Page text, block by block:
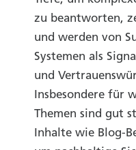
zu beantworten,
und werden von
Systemen als
und
Insbesondere für
Themen sind gut
Inhalte wie Blog-